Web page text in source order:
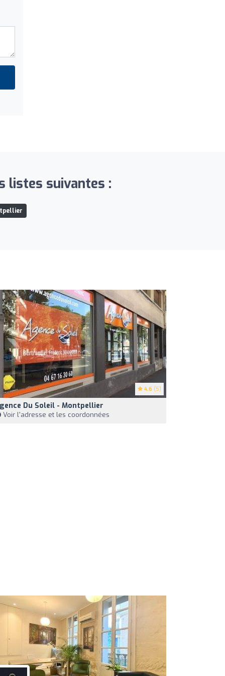
listes suivantes :
4.6 (5)
Du Soleil - Montpellier
Voir l'adresse et les coordonnées